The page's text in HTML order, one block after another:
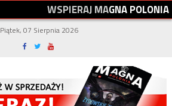
WSPIERAJMAGNAPOLONIA
Piątek, 07 Sierpnia 2026